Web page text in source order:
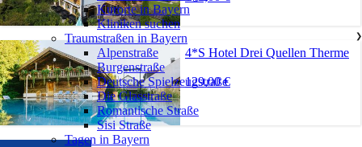
4*S Hotel Drei Quellen Therme
129,00 €
Kurorte in Bayern
Kliniken suchen
Traumstraßen in Bayern
❯
Alpenstraße
Burgenstraße
Deutsche Spielzeugstraße
Die Glasstraße
Romantische Straße
Sisi Straße
Tagen in Bayern